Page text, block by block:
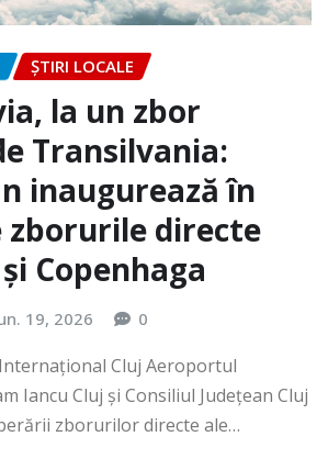
ȘTIRI LOCALE
la un zbor
Transilvania:
inaugurează în
zborurile directe
Copenhaga
19, 2026 0
Cluj Aeroportul
Iancu Cluj și Consiliul Județean Cluj
zborurilor directe ale…